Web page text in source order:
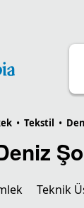
• Tekstil •
Teknik